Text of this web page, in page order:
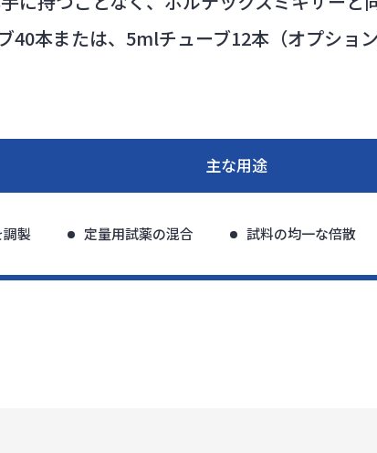
40本または、5mlチューブ12本（オプショ
主な用途
製 定量用試薬の混合 試料の均一な倍散